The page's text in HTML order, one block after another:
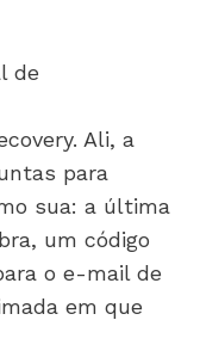
de
Ali, a
para
sua: a última
um código
o e-mail de
em que